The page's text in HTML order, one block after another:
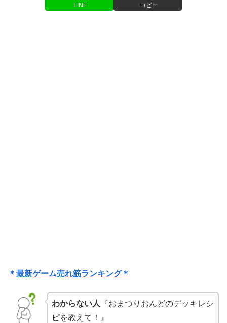
LINE コピー
＊最新ゲーム売れ筋ランキング＊
わからない人 『おまつりおんどのデッキレシ
ピを教えて！』